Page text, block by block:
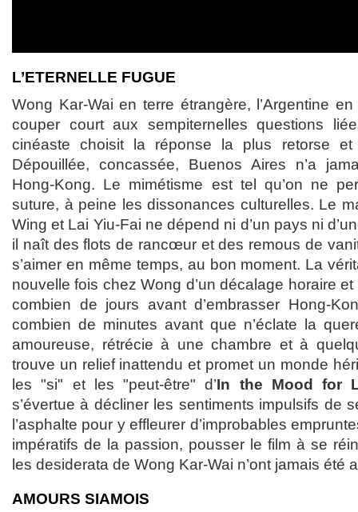
L’ETERNELLE FUGUE
Wong Kar-Wai en terre étrangère, l’Argentine
couper court aux sempiternelles questions
cinéaste choisit la réponse la plus retorse et
Dépouillée, concassée, Buenos Aires n’a
Hong-Kong. Le mimétisme est tel qu’on ne
suture, à peine les dissonances culturelles. Le
Wing et Lai Yiu-Fai ne dépend ni d’un pays ni
il naît des flots de rancœur et des remous de
s’aimer en même temps, au bon moment. La
nouvelle fois chez Wong d’un décalage horaire
combien de jours avant d’embrasser Hong-
combien de minutes avant que n’éclate la
amoureuse, rétrécie à une chambre et à
trouve un relief inattendu et promet un monde
les "si" et les "peut-être" d’In the Mood for
s’évertue à décliner les sentiments impulsifs de
l’asphalte pour y effleurer d’improbables
impératifs de la passion, pousser le film à se
les desiderata de Wong Kar-Wai n’ont jamais été
AMOURS SIAMOIS